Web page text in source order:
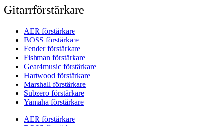
Gitarrförstärkare
AER förstärkare
BOSS förstärkare
Fender förstärkare
Fishman förstärkare
Gear4music förstärkare
Hartwood förstärkare
Marshall förstärkare
Subzero förstärkare
Yamaha förstärkare
AER förstärkare